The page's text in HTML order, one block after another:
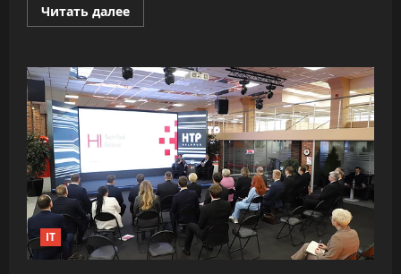
Читать далееПрочитать
больше
ИИ
почти
удвоил
скорость
разработки
софта,
обрушив
качество
IT